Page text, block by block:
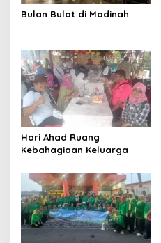
Bulan Bulat di Madinah
Hari Ahad Ruang
Kebahagiaan Keluarga